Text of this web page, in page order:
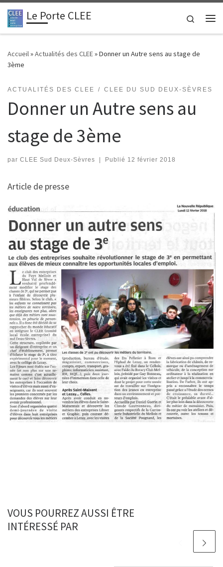
Passer au contenu
Le Porte CLEE
Search
Accueil»Actualités des CLEE»Donner un Autre sens au stage de
3ème
ACTUALITÉS DES CLEE CLEE DU SUD DEUX-SÈVRES
Donner un Autre sens au
stage de 3ème
par CLEE Sud Deux-Sèvres | Publié 12 février 2018
Article de presse
VOUS POURREZ AUSSI ÊTRE
INTÉRESSÉ PAR